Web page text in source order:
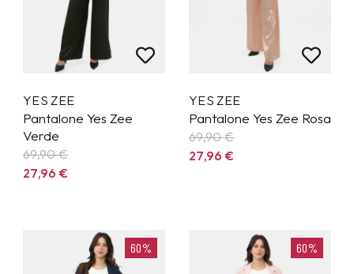
YES ZEE
Pantalone Yes Zee
Verde
69,90€
27,96€
YES ZEE
Pantalone Yes Zee Rosa
69,90€
27,96€
60% 60%